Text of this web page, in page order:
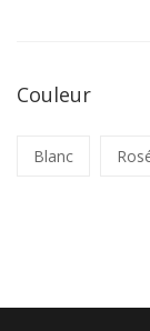
Couleur
Blanc